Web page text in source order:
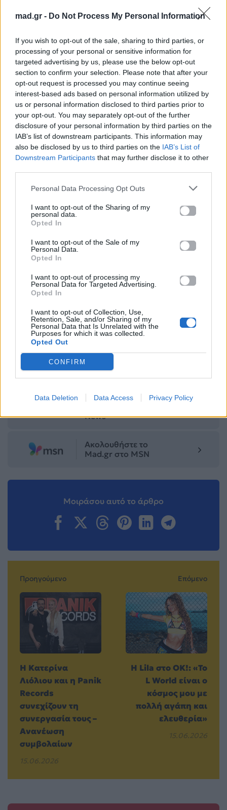
mad.gr - Do Not Process My Personal Information
If you wish to opt-out of the sale, sharing to third parties, or
processing of your personal or sensitive information for
targeted advertising by us, please use the below opt-out
section to confirm your selection. Please note that after your
opt-out request is processed you may continue seeing
interest-based ads based on personal information utilized by
us or personal information disclosed to third parties prior to
your opt-out. You may separately opt-out of the further
disclosure of your personal information by third parties on the
IAB’s list of downstream participants. This information may
also be disclosed by us to third parties on the IAB’s List of
Downstream Participants that may further disclose it to other
Personal Data Processing Opt Outs
I want to opt-out of the Sharing of my
personal data.
Opted In
I want to opt-out of the Sale of my
Personal Data.
Opted In
I want to opt-out of processing my
Personal Data for Targeted Advertising.
Opted In
I want to opt-out of Collection, Use,
Retention, Sale, and/or Sharing of my
Personal Data that Is Unrelated with the
Purposes for which it was collected.
Opted Out
CONFIRM
Data Deletion Data Access Privacy Policy
Η συγκινητική επιστροφή της Τίνας
Μεσσαροπούλου στο «Happy Day»
Η Chiara Ferragni στην Ελλάδα – Το
σχεδιάστρια
Για σχόλια, μηνύματα ή φωτογραφικό υλικό
σχετικά με το Mad.gr, επισκεφτείτε μας στο
Facebook, επικοινωνήστε μέσωTwitter
ακολουθήστε μας στο
Gwyneth Paltrow ΙΣΡΑΗΛ
Ακολουθήστε το
News
Ακολουθήστε το
Mad.gr στο MSN
Μοιράσου αυτό το άρθρο
Προηγούμενο
H Κατερίνα
Λιόλιου και η Panik
Records
συνεχίζουν τη
συνεργασία τους –
Ανανέωση
συμβολαίων
15.06.2026
Επόμενο
Η Lila στο OK!: «Το
L World είναι ο
κόσμος μου με
πολλή αγάπη και
ελευθερία»
15.06.2026